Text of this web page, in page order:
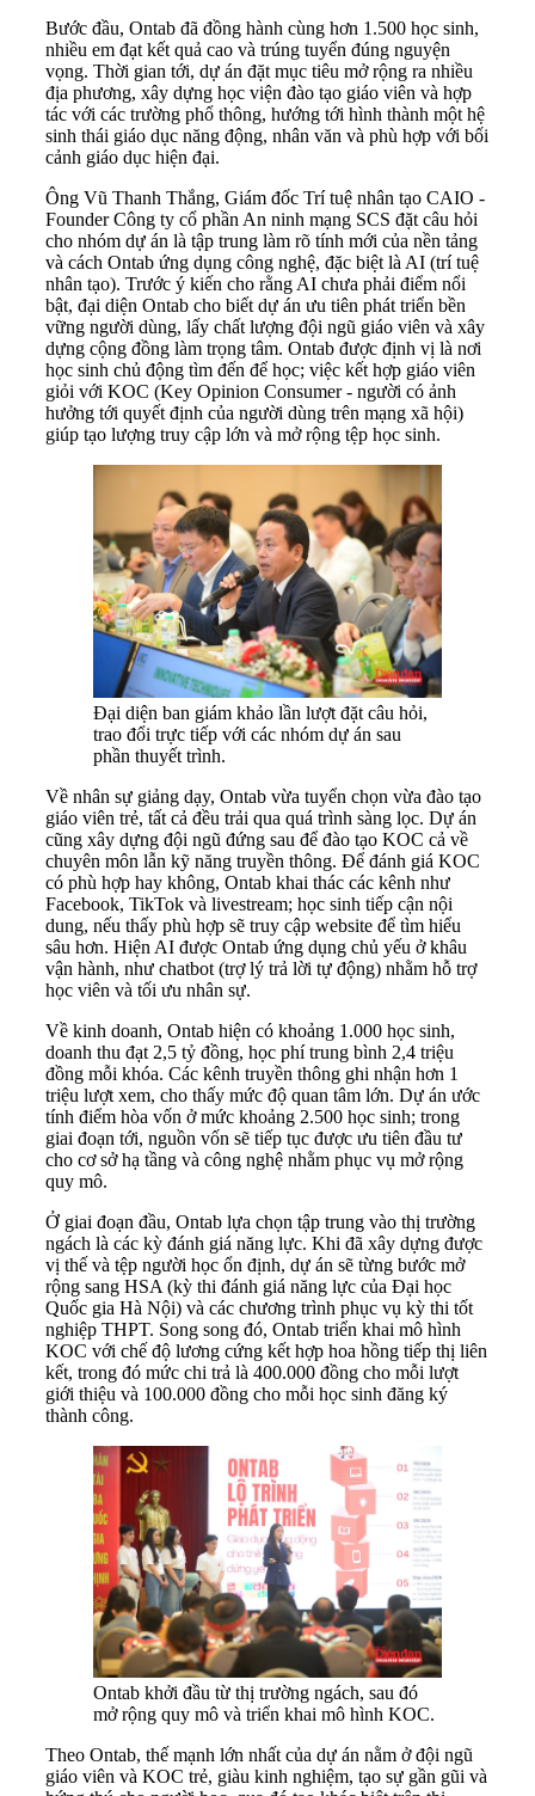
Bước đầu, Ontab đã đồng hành cùng hơn 1.500 học sinh,
nhiều em đạt kết quả cao và trúng tuyển đúng nguyện
vọng. Thời gian tới, dự án đặt mục tiêu mở rộng ra nhiều
địa phương, xây dựng học viện đào tạo giáo viên và hợp
tác với các trường phổ thông, hướng tới hình thành một hệ
sinh thái giáo dục năng động, nhân văn và phù hợp với bối
cảnh giáo dục hiện đại.
Ông Vũ Thanh Thắng, Giám đốc Trí tuệ nhân tạo CAIO -
Founder Công ty cổ phần An ninh mạng SCS đặt câu hỏi
cho nhóm dự án là tập trung làm rõ tính mới của nền tảng
và cách Ontab ứng dụng công nghệ, đặc biệt là AI (trí tuệ
nhân tạo). Trước ý kiến cho rằng AI chưa phải điểm nổi
bật, đại diện Ontab cho biết dự án ưu tiên phát triển bền
vững người dùng, lấy chất lượng đội ngũ giáo viên và xây
dựng cộng đồng làm trọng tâm. Ontab được định vị là nơi
học sinh chủ động tìm đến để học; việc kết hợp giáo viên
giỏi với KOC (Key Opinion Consumer - người có ảnh
hưởng tới quyết định của người dùng trên mạng xã hội)
giúp tạo lượng truy cập lớn và mở rộng tệp học sinh.
Đại diện ban giám khảo lần lượt đặt câu hỏi,
trao đổi trực tiếp với các nhóm dự án sau
phần thuyết trình.
Về nhân sự giảng dạy, Ontab vừa tuyển chọn vừa đào tạo
giáo viên trẻ, tất cả đều trải qua quá trình sàng lọc. Dự án
cũng xây dựng đội ngũ đứng sau để đào tạo KOC cả về
chuyên môn lẫn kỹ năng truyền thông. Để đánh giá KOC
có phù hợp hay không, Ontab khai thác các kênh như
Facebook, TikTok và livestream; học sinh tiếp cận nội
dung, nếu thấy phù hợp sẽ truy cập website để tìm hiểu
sâu hơn. Hiện AI được Ontab ứng dụng chủ yếu ở khâu
vận hành, như chatbot (trợ lý trả lời tự động) nhằm hỗ trợ
học viên và tối ưu nhân sự.
Về kinh doanh, Ontab hiện có khoảng 1.000 học sinh,
doanh thu đạt 2,5 tỷ đồng, học phí trung bình 2,4 triệu
đồng mỗi khóa. Các kênh truyền thông ghi nhận hơn 1
triệu lượt xem, cho thấy mức độ quan tâm lớn. Dự án ước
tính điểm hòa vốn ở mức khoảng 2.500 học sinh; trong
giai đoạn tới, nguồn vốn sẽ tiếp tục được ưu tiên đầu tư
cho cơ sở hạ tầng và công nghệ nhằm phục vụ mở rộng
quy mô.
Ở giai đoạn đầu, Ontab lựa chọn tập trung vào thị trường
ngách là các kỳ đánh giá năng lực. Khi đã xây dựng được
vị thế và tệp người học ổn định, dự án sẽ từng bước mở
rộng sang HSA (kỳ thi đánh giá năng lực của Đại học
Quốc gia Hà Nội) và các chương trình phục vụ kỳ thi tốt
nghiệp THPT. Song song đó, Ontab triển khai mô hình
KOC với chế độ lương cứng kết hợp hoa hồng tiếp thị liên
kết, trong đó mức chi trả là 400.000 đồng cho mỗi lượt
giới thiệu và 100.000 đồng cho mỗi học sinh đăng ký
thành công.
Ontab khởi đầu từ thị trường ngách, sau đó
mở rộng quy mô và triển khai mô hình KOC.
Theo Ontab, thế mạnh lớn nhất của dự án nằm ở đội ngũ
giáo viên và KOC trẻ, giàu kinh nghiệm, tạo sự gần gũi và